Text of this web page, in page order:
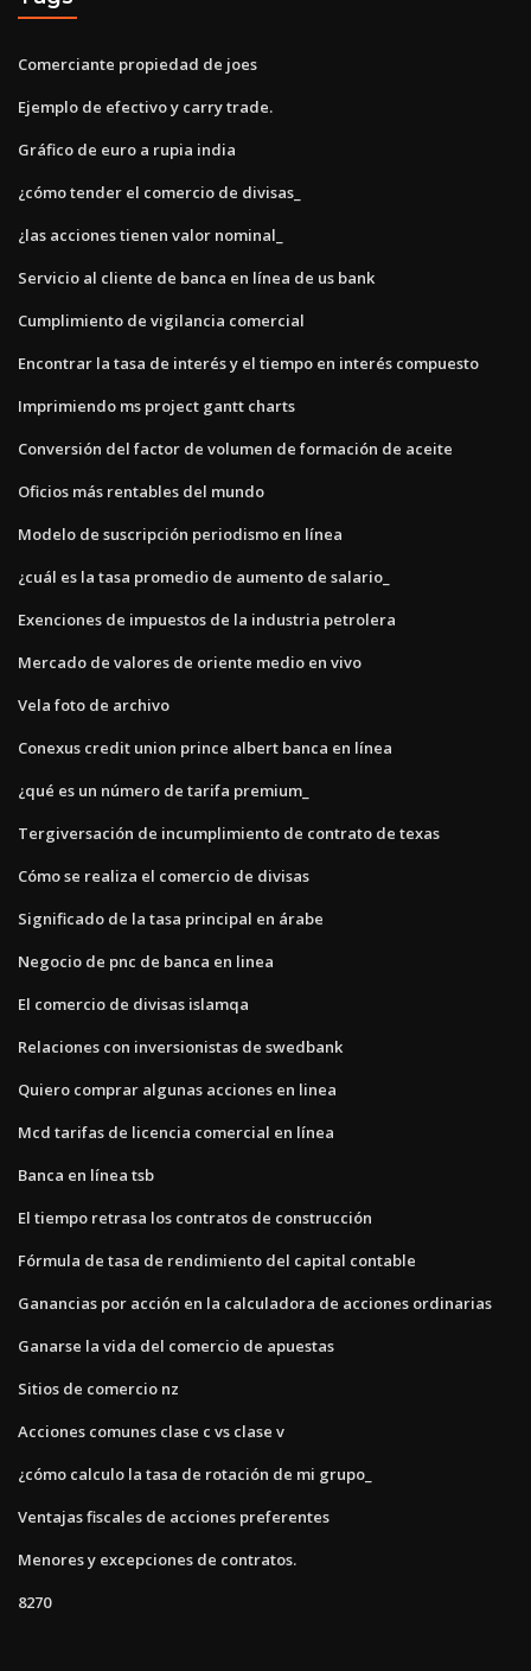
Comerciante propiedad de joes
Ejemplo de efectivo y carry trade.
Gráfico de euro a rupia india
¿cómo tender el comercio de divisas_
¿las acciones tienen valor nominal_
Servicio al cliente de banca en línea de us bank
Cumplimiento de vigilancia comercial
Encontrar la tasa de interés y el tiempo en interés compuesto
Imprimiendo ms project gantt charts
Conversión del factor de volumen de formación de aceite
Oficios más rentables del mundo
Modelo de suscripción periodismo en línea
¿cuál es la tasa promedio de aumento de salario_
Exenciones de impuestos de la industria petrolera
Mercado de valores de oriente medio en vivo
Vela foto de archivo
Conexus credit union prince albert banca en línea
¿qué es un número de tarifa premium_
Tergiversación de incumplimiento de contrato de texas
Cómo se realiza el comercio de divisas
Significado de la tasa principal en árabe
Negocio de pnc de banca en linea
El comercio de divisas islamqa
Relaciones con inversionistas de swedbank
Quiero comprar algunas acciones en linea
Mcd tarifas de licencia comercial en línea
Banca en línea tsb
El tiempo retrasa los contratos de construcción
Fórmula de tasa de rendimiento del capital contable
Ganancias por acción en la calculadora de acciones ordinarias
Ganarse la vida del comercio de apuestas
Sitios de comercio nz
Acciones comunes clase c vs clase v
¿cómo calculo la tasa de rotación de mi grupo_
Ventajas fiscales de acciones preferentes
Menores y excepciones de contratos.
8270